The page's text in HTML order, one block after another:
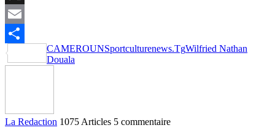
X
Email
Partager
CAMEROUNSportculturenews.TgWilfried Nathan
Douala
La Redaction 1075 Articles 5 commentaire